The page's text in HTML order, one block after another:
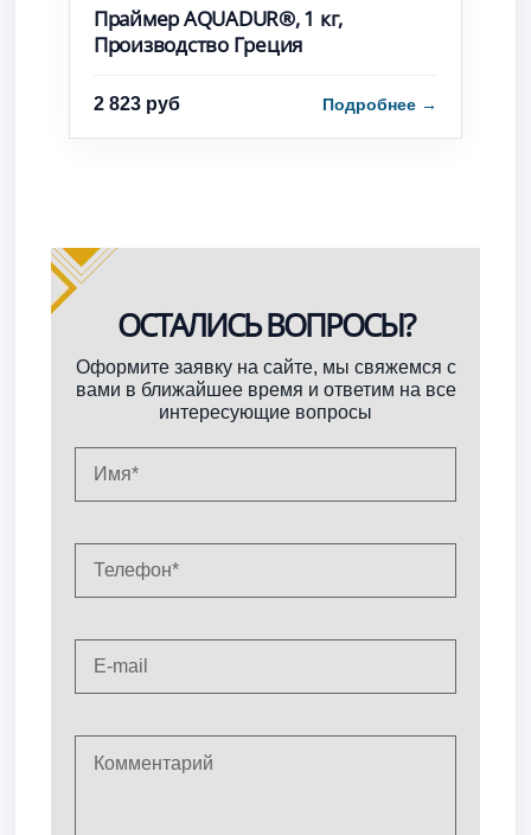
Праймер AQUADUR®, 1 кг,
Производство Греция
2 823 руб Подробнее →
ОСТАЛИСЬ ВОПРОСЫ?
Оформите заявку на сайте, мы свяжемся с
вами в ближайшее время и ответим на все
интересующие вопросы